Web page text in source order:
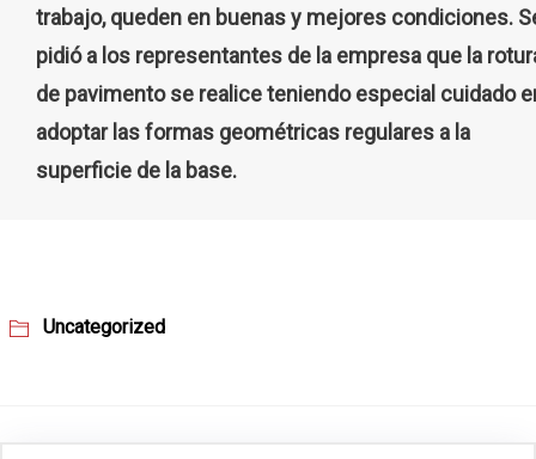
trabajo, queden en buenas y mejores condiciones.
pidió a los representantes de la empresa que la
de pavimento se realice teniendo especial cuidado
adoptar las formas geométricas regulares a la
superficie de la base.
Uncategorized